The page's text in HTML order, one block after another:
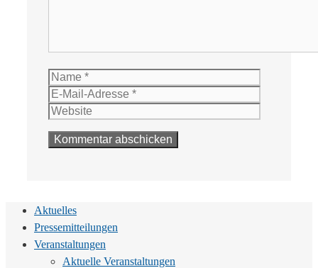
Name
Aktuelles
Pressemitteilungen
Veranstaltungen
Aktuelle Veranstaltungen